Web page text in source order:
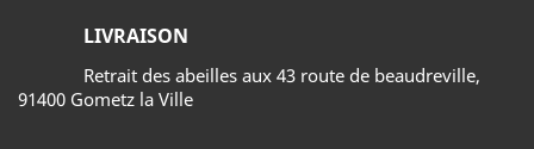
LIVRAISON
Retrait des abeilles aux 43 route de beaudreville,
91400 Gometz la Ville